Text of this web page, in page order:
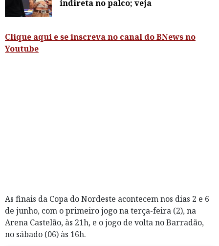
indireta no palco; veja
Clique aqui e se inscreva no canal do BNews no
Youtube
As finais da Copa do Nordeste acontecem nos dias 2 e 6
de junho, com o primeiro jogo na terça-feira (2), na
Arena Castelão, às 21h, e o jogo de volta no Barradão,
no sábado (06) às 16h.